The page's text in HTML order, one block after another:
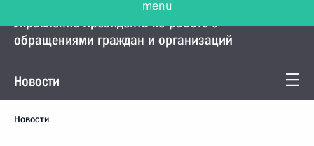
Управление Президента по работе с
обращениями граждан и организаций
Новости
Новости